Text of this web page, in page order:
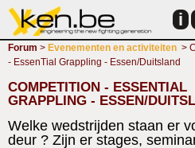
i
Forum > Evenementen en activiteiten >
- EssenTial Grappling - Essen/Duitsland
COMPETITION - ESSENTIAL
GRAPPLING - ESSEN/
Welke wedstrijden staan er
deur ? Zijn er stages,